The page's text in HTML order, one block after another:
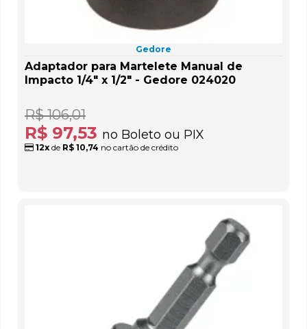
Gedore
Adaptador para Martelete Manual de
Impacto 1/4" x 1/2" - Gedore 024020
R$ 97,53 no Boleto ou PIX
R$ 106,01
12x de R$ 10,74 no cartão de crédito